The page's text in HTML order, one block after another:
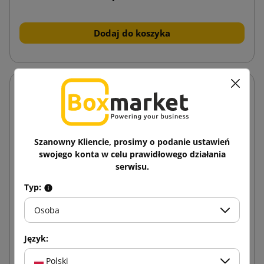
Dodaj do koszyka
Szanowny Kliencie, prosimy o podanie ustawień
swojego konta w celu prawidłowego działania
serwisu.
Typ:
Osoba
Język:
Polski